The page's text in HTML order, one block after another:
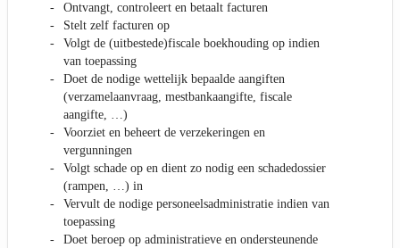
Ontvangt, controleert en betaalt facturen
Stelt zelf facturen op
Volgt de (uitbestede)fiscale boekhouding op indien
van toepassing
Doet de nodige wettelijk bepaalde aangiften
(verzamelaanvraag, mestbankaangifte, fiscale
aangifte, …)
Voorziet en beheert de verzekeringen en
vergunningen
Volgt schade op en dient zo nodig een schadedossier
(rampen, …) in
Vervult de nodige personeelsadministratie indien van
toepassing
Doet beroep op administratieve en ondersteunende